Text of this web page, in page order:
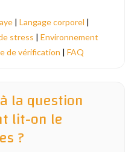
| Langage corporel |
stress | Environnement
de vérification | FAQ
la question
lit-on le
?